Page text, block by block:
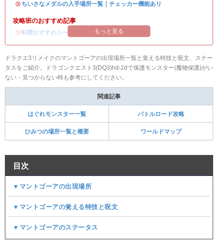
・ ちいさなメダルの入手場所一覧｜チェッカー機能あり
攻略班のおすすめ記事
・転職おすすめルート もっと見る
ドラクエ3リメイクのマントゴーアの出現場所一覧と覚える特技と呪文、ステー
タスをご紹介。ドラゴンクエスト3(DQ3)hd-2dで保護モンスター(魔物保護)がい
ない・見つからない時も参考にしてください。
関連記事
はぐれモンスター一覧 バトルロード攻略
ひみつの場所一覧と概要 ワールドマップ
目次
▼マントゴーアの出現場所
▼マントゴーアの覚える特技と呪文
▼マントゴーアのステータス